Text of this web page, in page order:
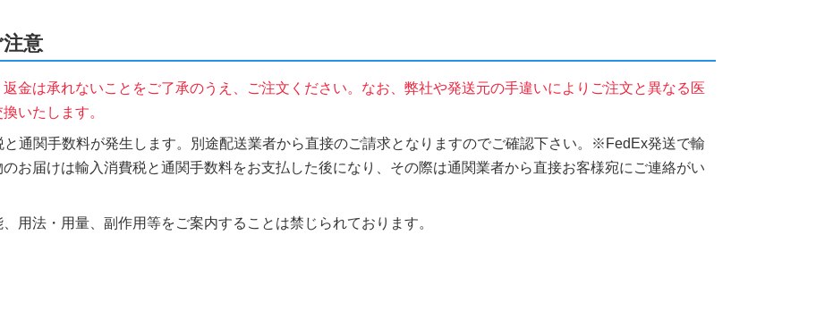
意
金は承れないことをご了承のうえ、ご注文ください。なお、弊社や発送元の手違いによりご注文と異なる医
いたします。
通関手数料が発生します。別途配送業者から直接のご請求となりますのでご確認下さい。※FedEx発送で輸
お届けは輸入消費税と通関手数料をお支払した後になり、その際は通関業者から直接お客様宛にご連絡がい
用法・用量、副作用等をご案内することは禁じられております。